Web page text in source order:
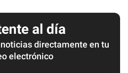
al día
directamente en tu
electrónico